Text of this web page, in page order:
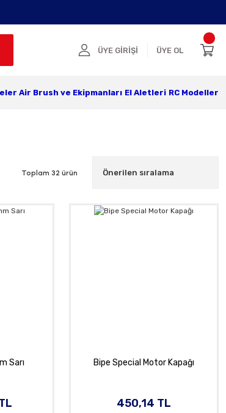
ÜYE GİRİŞİ ÜYE OL
Air Brush ve Ekipmanları El Aletleri RC Modeller
Toplam 32 ürün
Sarı Bipe Special Motor Kapağı
450,14 TL